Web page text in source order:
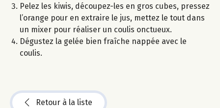
Pelez les kiwis, découpez-les en gros cubes, pressez
l’orange pour en extraire le jus, mettez le tout dans
un mixer pour réaliser un coulis onctueux.
Dégustez la gelée bien fraîche nappée avec le
coulis.
Retour à la liste